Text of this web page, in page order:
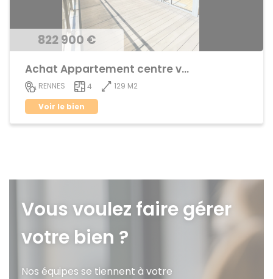
822 900 €
Achat Appartement centre ville
RENNES 4
129 M2
Voir le bien
Vous voulez faire gérer
votre bien ?
Nos équipes se tiennent à votre